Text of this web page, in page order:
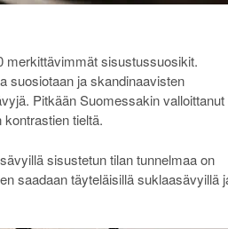
merkittävimmät sisustussuosikit.
suosiotaan ja skandinaavisten
Pitkään Suomessakin valloittanut
tieltä.
sisustetun tilan tunnelmaa on
saadaan täyteläisillä suklaasävyillä